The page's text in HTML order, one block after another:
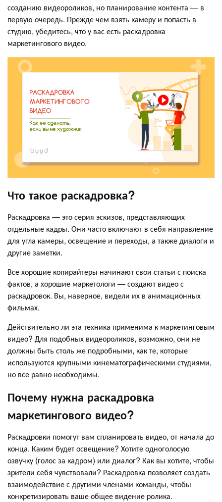
созданию видеороликов, но планирование контента — в
первую очередь. Прежде чем взять камеру и попасть в
студию, убедитесь, что у вас есть раскадровка
маркетингового видео.
Что такое раскадровка?
Раскадровка — это серия эскизов, представляющих
отдельные кадры. Они часто включают в себя направление
для угла камеры, освещение и переходы, а также диалоги и
другие заметки.
Все хорошие копирайтеры начинают свои статьи с поиска
фактов, а хорошие маркетологи — создают видео с
раскадровок. Вы, наверное, видели их в анимационных
фильмах.
Действительно ли эта техника применима к маркетинговым
видео? Для подобных видеороликов, возможно, они не
должны быть столь же подробными, как те, которые
используются крупными кинематографическими студиями,
но все равно необходимы.
Почему нужна раскадровка
маркетингового видео?
Раскадровки помогут вам спланировать видео, от начала до
конца. Каким будет освещение? Хотите одноголосую
озвучку (голос за кадром) или диалог? Как вы хотите, чтобы
зрители себя чувствовали? Раскадровка позволяет создать
взаимодействие с другими членами команды, чтобы
конкретизировать ваше общее видение ролика.